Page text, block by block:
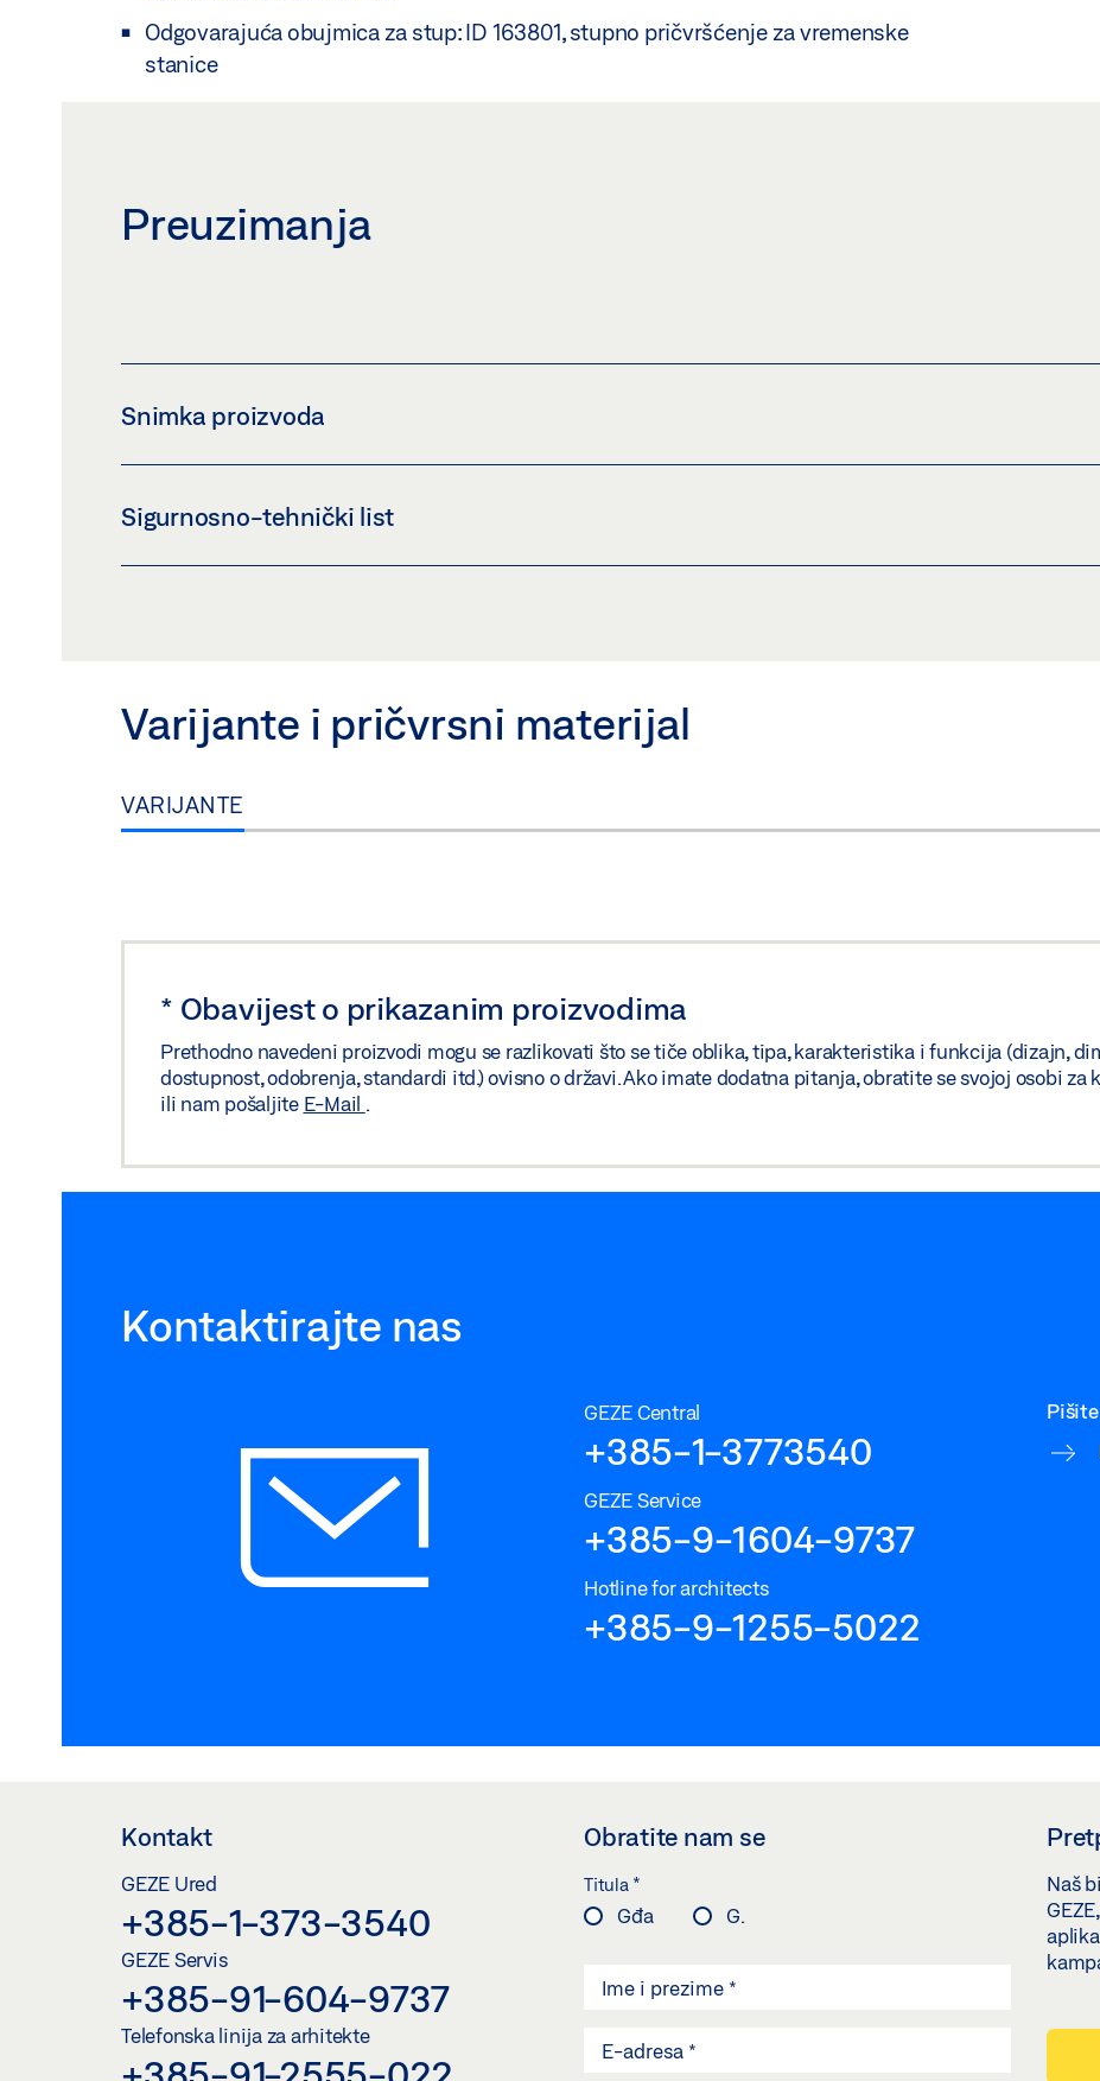
Odgovarajuća obujmica za stup: ID 163801, stupno pričvršćenje za vremenske
stanice
Preuzimanja
Snimka proizvoda
Preuzmi (PNG)
Sigurnosno-tehnički list
Varijante i pričvrsni materijal
VARIJANTE
* Obavijest o prikazanim proizvodima
Prethodno navedeni proizvodi mogu se razlikovati što se tiče oblika, tipa, karakteristika i funkcija (dizajn,
dostupnost, odobrenja, standardi itd.) ovisno o državi. Ako imate dodatna pitanja, obratite se svojoj osobi za
ili nam pošaljite E-Mail
Kontaktirajte nas
GEZE Central
+385-1-3773540
GEZE Service
+385-9-1604-9737
Hotline for architects
+385-9-1255-5022
Kontakt
GEZE Ured
+385-1-373-3540
GEZE Servis
+385-91-604-9737
Telefonska linija za arhitekte
Obratite nam se
Titula *
Gđa
G.
Naš